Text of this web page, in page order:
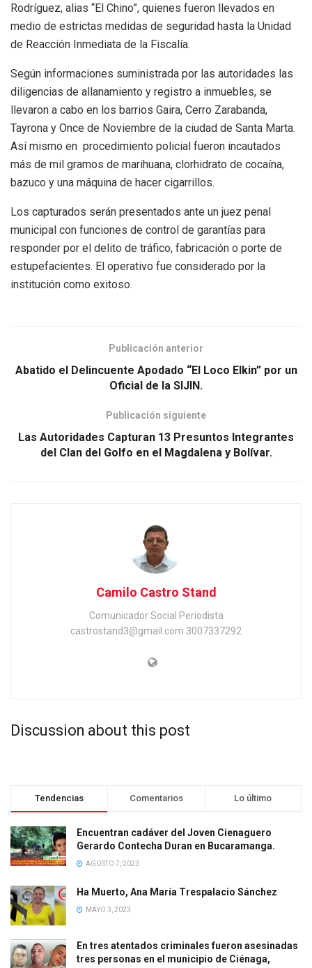
Rodríguez, alias “El Chino”, quienes fueron llevados en
medio de estrictas medidas de seguridad hasta la Unidad
de Reacción Inmediata de la Fiscalía.
Según informaciones suministrada por las autoridades las
diligencias de allanamiento y registro a inmuebles, se
llevaron a cabo en los barrios Gaira, Cerro Zarabanda,
Tayrona y Once de Noviembre de la ciudad de Santa Marta.
Así mismo en procedimiento policial fueron incautados
más de mil gramos de marihuana, clorhidrato de cocaína,
bazuco y una máquina de hacer cigarrillos.
Los capturados serán presentados ante un juez penal
municipal con funciones de control de garantías para
responder por el delito de tráfico, fabricación o porte de
estupefacientes. El operativo fue considerado por la
institución como exitoso.
Publicación anterior
Abatido el Delincuente Apodado “El Loco Elkin” por un
Oficial de la SIJIN.
Publicación siguiente
Las Autoridades Capturan 13 Presuntos Integrantes
del Clan del Golfo en el Magdalena y Bolívar.
Camilo Castro Stand
Comunicador Social Periodista
castrostand3@gmail.com 3007337292
Discussion about this post
Tendencias Comentarios Lo último
Encuentran cadáver del Joven Cienaguero
Gerardo Contecha Duran en Bucaramanga.
AGOSTO 7, 2023
Ha Muerto, Ana María Trespalacio Sánchez
MAYO 3, 2023
En tres atentados criminales fueron asesinadas
tres personas en el municipio de Ciénaga,